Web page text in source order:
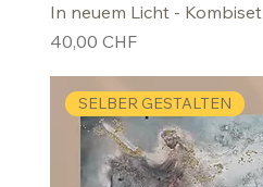
In neuem Licht - Kombiset
Preis
40,00 CHF
SELBER GESTALTEN